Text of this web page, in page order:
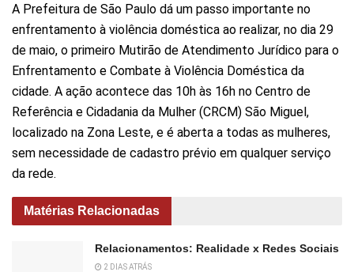
A Prefeitura de São Paulo dá um passo importante no
enfrentamento à violência doméstica ao realizar, no dia 29
de maio, o primeiro Mutirão de Atendimento Jurídico para o
Enfrentamento e Combate à Violência Doméstica da
cidade. A ação acontece das 10h às 16h no Centro de
Referência e Cidadania da Mulher (CRCM) São Miguel,
localizado na Zona Leste, e é aberta a todas as mulheres,
sem necessidade de cadastro prévio em qualquer serviço
da rede.
Matérias Relacionadas
Relacionamentos: Realidade x Redes Sociais
2 DIAS ATRÁS